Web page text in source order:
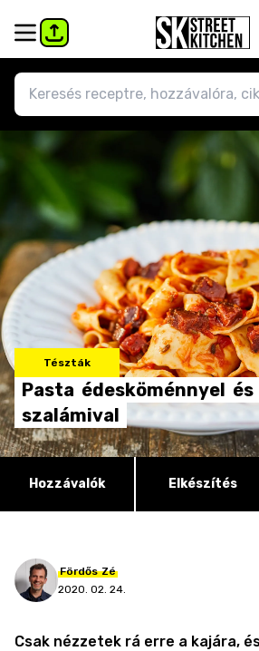
Tészták
Pasta édesköménnyel és
szalámival
Hozzávalók Elkészítés
Fördős Zé
2020. 02. 24.
Csak nézzetek rá erre a kajára,